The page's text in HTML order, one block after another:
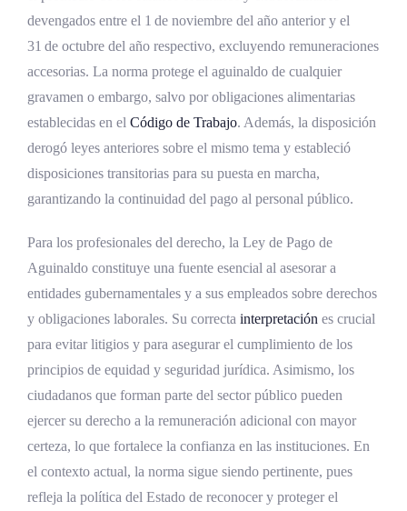
devengados entre el 1 de noviembre del año anterior y el
31 de octubre del año respectivo, excluyendo remuneraciones
accesorias. La norma protege el aguinaldo de cualquier
gravamen o embargo, salvo por obligaciones alimentarias
establecidas en el Código de Trabajo. Además, la disposición
derogó leyes anteriores sobre el mismo tema y estableció
disposiciones transitorias para su puesta en marcha,
garantizando la continuidad del pago al personal público.
Para los profesionales del derecho, la Ley de Pago de
Aguinaldo constituye una fuente esencial al asesorar a
entidades gubernamentales y a sus empleados sobre derechos
y obligaciones laborales. Su correcta interpretación es crucial
para evitar litigios y para asegurar el cumplimiento de los
principios de equidad y seguridad jurídica. Asimismo, los
ciudadanos que forman parte del sector público pueden
ejercer su derecho a la remuneración adicional con mayor
certeza, lo que fortalece la confianza en las instituciones. En
el contexto actual, la norma sigue siendo pertinente, pues
refleja la política del Estado de reconocer y proteger el